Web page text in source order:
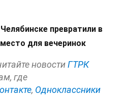
превратили в
для вечеринок
новостиГТРК
где
, Одноклассники